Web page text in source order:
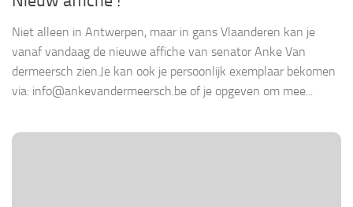
Niet alleen in Antwerpen, maar in gans Vlaanderen kan je
vanaf vandaag de nieuwe affiche van senator Anke Van
dermeersch zien.Je kan ook je persoonlijk exemplaar bekomen
via: info@ankevandermeersch.be of je opgeven om mee...